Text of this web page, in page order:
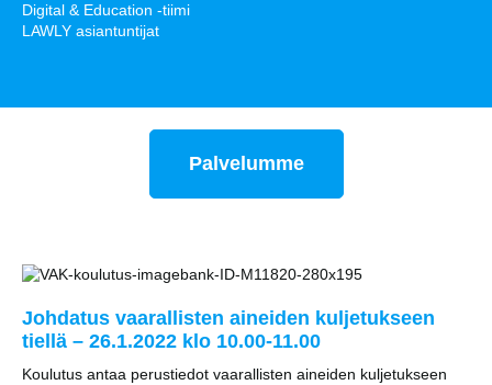
Digital & Education -tiimi
LAWLY asiantuntijat
Palvelumme
Johdatus vaarallisten aineiden kuljetukseen
tiellä – 26.1.2022 klo 10.00-11.00
Koulutus antaa perustiedot vaarallisten aineiden kuljetukseen